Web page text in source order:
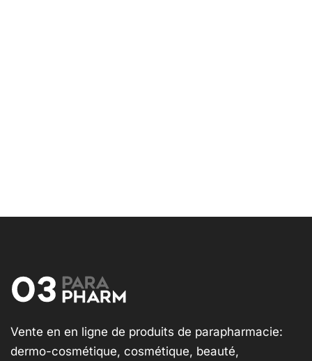
Vente en en ligne de produits de parapharmacie:
dermo-cosmétique, cosmétique, beauté,